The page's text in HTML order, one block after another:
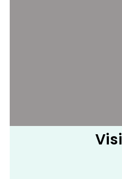
Visi